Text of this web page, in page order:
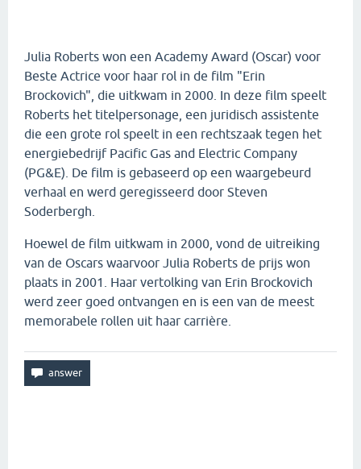
Julia Roberts won een Academy Award (Oscar) voor
Beste Actrice voor haar rol in de film "Erin
Brockovich", die uitkwam in 2000. In deze film speelt
Roberts het titelpersonage, een juridisch assistente
die een grote rol speelt in een rechtszaak tegen het
energiebedrijf Pacific Gas and Electric Company
(PG&E). De film is gebaseerd op een waargebeurd
verhaal en werd geregisseerd door Steven
Soderbergh.
Hoewel de film uitkwam in 2000, vond de uitreiking
van de Oscars waarvoor Julia Roberts de prijs won
plaats in 2001. Haar vertolking van Erin Brockovich
werd zeer goed ontvangen en is een van de meest
memorabele rollen uit haar carrière.